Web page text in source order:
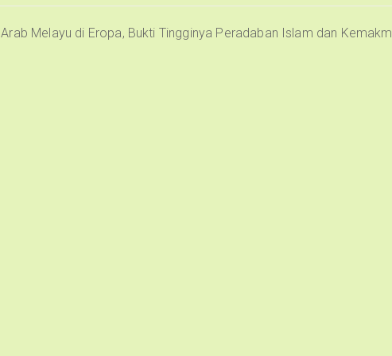
Melayu di Eropa, Bukti Tingginya Peradaban Islam dan